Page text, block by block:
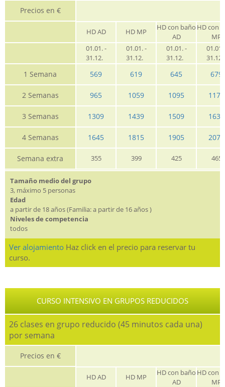
Precios en €
HD AD HD MP
HD con baño
AD
HD con
MP
01.01. -
31.12.
01.01. -
31.12.
01.01. -
31.12.
01.01.
1 Semana 569 619 645 679
2 Semanas 965 1059 1095 1179
3 Semanas 1309 1439 1509 1635
4 Semanas 1645 1815 1905 2079
Semana extra 355 399 425 465
Tamaño medio del grupo
3, máximo 5 personas
Edad
a partir de 18 años (Familia: a partir de 16 años )
Niveles de competencia
todos
Ver alojamiento Haz click en el precio para reservar tu
curso.
CURSO INTENSIVO EN GRUPOS REDUCIDOS
26 clases en grupo reducido (45 minutos cada una)
por semana
Precios en €
HD AD HD MP
HD con baño
AD
HD con
MP